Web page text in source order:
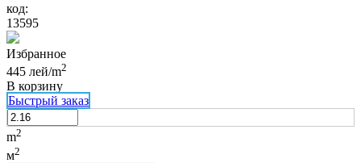
код:
13595
Избранное
445 лей/m2
В корзину
Быстрый заказ
m2
м2